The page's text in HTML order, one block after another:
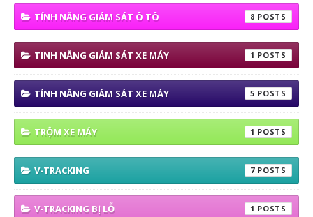
TÍNH NĂNG GIÁM SÁT Ô TÔ 8
TINH NĂNG GIÁM SÁT XE MÁY 1
TÍNH NĂNG GIÁM SÁT XE MÁY 5
TRỘM XE MÁY 1
V-TRACKING 7
V-TRACKING BỊ LỖ 1